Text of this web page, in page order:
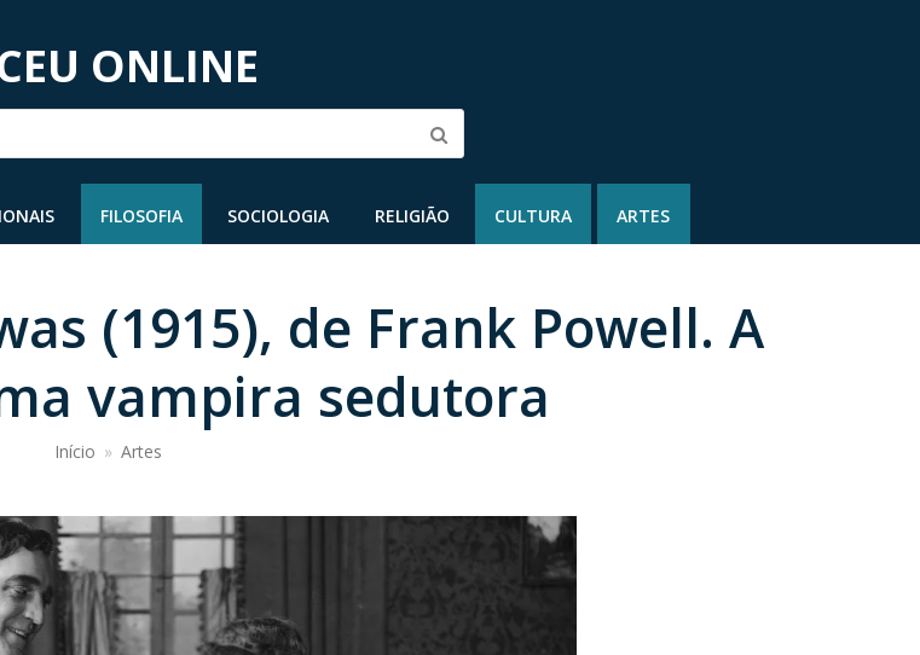
ONLINE
FILOSOFIA SOCIOLOGIA RELIGIÃO CULTURA ARTES
(1915), de Frank Powell. A
vampira sedutora
Início » Artes